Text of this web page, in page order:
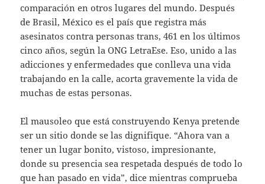
comparación en otros lugares del mundo. Después
de Brasil, México es el país que registra más
asesinatos contra personas trans, 461 en los últimos
cinco años, según la ONG LetraEse. Eso, unido a las
adicciones y enfermedades que conlleva una vida
trabajando en la calle, acorta gravemente la vida de
muchas de estas personas.
El mausoleo que está construyendo Kenya pretende
ser un sitio donde se las dignifique. “Ahora van a
tener un lugar bonito, vistoso, impresionante,
donde su presencia sea respetada después de todo lo
que han pasado en vida”, dice mientras comprueba